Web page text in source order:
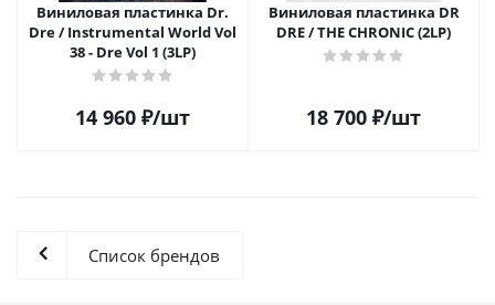
Виниловая пластинка Dr.
Dre / Instrumental World Vol
38 - Dre Vol 1 (3LP)
14 960 ₽/шт
Виниловая пластинка DR
DRE / THE CHRONIC (2LP)
18 700 ₽/шт
Список брендов